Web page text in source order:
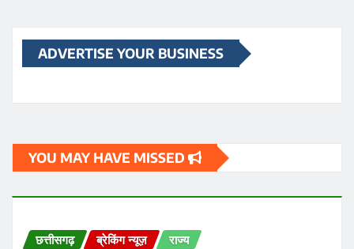
ADVERTISE YOUR BUSINESS
YOU MAY HAVE MISSED
छत्तीसगढ़ ब्रेकिंग न्यूज़ राज्य